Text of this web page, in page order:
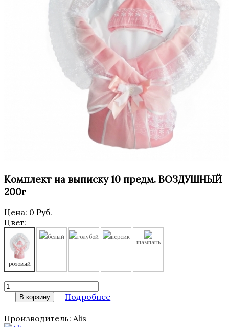
Комплект на выписку 10 предм. ВОЗДУШНЫЙ
200г
Цена: 0 Руб.
Цвет:
розовый
белый голубой персик
шампань
В корзину Подробнее
Производитель: Alis